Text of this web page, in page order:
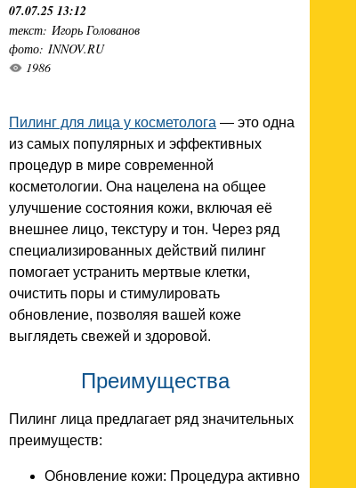
07.07.25 13:12
текст: Игорь Голованов
фото: INNOV.RU
1986
Пилинг для лица у косметолога — это одна
из самых популярных и эффективных
процедур в мире современной
косметологии. Она нацелена на общее
улучшение состояния кожи, включая её
внешнее лицо, текстуру и тон. Через ряд
специализированных действий пилинг
помогает устранить мертвые клетки,
очистить поры и стимулировать
обновление, позволяя вашей коже
выглядеть свежей и здоровой.
Преимущества
Пилинг лица предлагает ряд значительных
преимуществ:
Обновление кожи: Процедура активно